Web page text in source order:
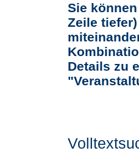
Sie
Zeile
Details zu